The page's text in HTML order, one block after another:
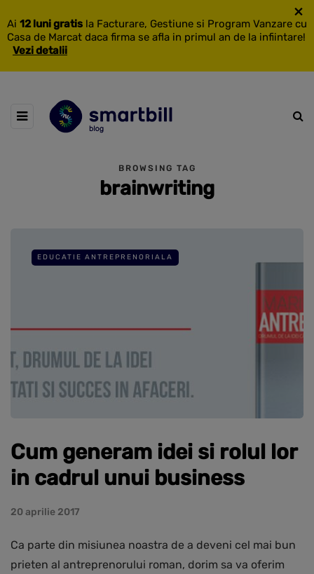
Ai 12 luni gratis la Facturare, Gestiune si Program Vanzare cu
Casa de Marcat daca firma se afla in primul an de la infiintare!
Vezi detalii
×
BROWSING TAG
brainwriting
EDUCATIE ANTREPRENORIALA
Cum generam idei si rolul lor
in cadrul unui business
20 aprilie 2017
Ca parte din misiunea noastra de a deveni cel mai bun
prieten al antreprenorului roman, dorim sa va oferim